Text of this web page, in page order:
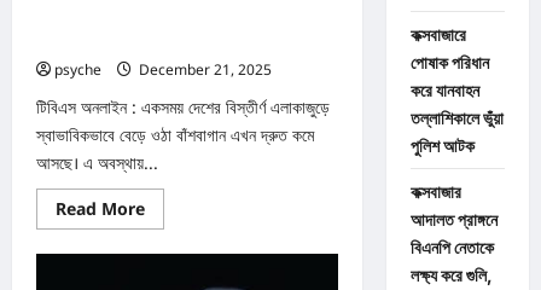
psyche
December 21, 2025
টিবিএস অনলাইন : একসময় দেশের বিস্তীর্ণ এলাকাজুড়ে
স্বাভাবিকভাবে বেড়ে ওঠা বাঁশবাগান এখন দ্রুত কমে
আসছে। এ অবস্থায়...
Read MoreRead
more
রোহিঙ্গা
কক্সবাজারে
পোষাক পরিধান
করে যানবাহন
তল্লাশিকালে ভুঁয়া
পুলিশ আটক
কক্সবাজার
আদালত প্রাঙ্গনে
বিএনপি নেতাকে
লক্ষ্য করে গুলি,